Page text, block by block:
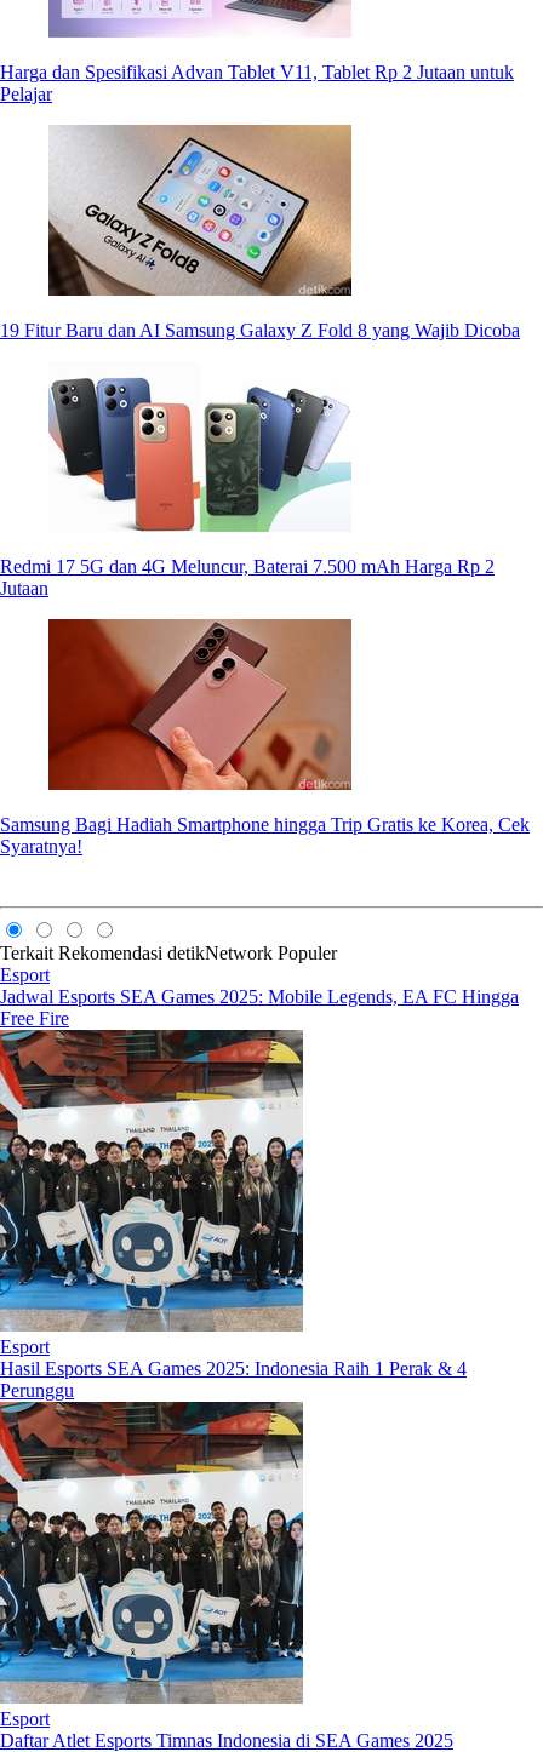
Harga dan Spesifikasi Advan Tablet V11, Tablet Rp 2 Jutaan untuk
Pelajar
19 Fitur Baru dan AI Samsung Galaxy Z Fold 8 yang Wajib Dicoba
Redmi 17 5G dan 4G Meluncur, Baterai 7.500 mAh Harga Rp 2
Jutaan
Samsung Bagi Hadiah Smartphone hingga Trip Gratis ke Korea, Cek
Syaratnya!
Terkait Rekomendasi detikNetwork Populer
Esport
Jadwal Esports SEA Games 2025: Mobile Legends, EA FC Hingga
Free Fire
Esport
Hasil Esports SEA Games 2025: Indonesia Raih 1 Perak & 4
Perunggu
Esport
Daftar Atlet Esports Timnas Indonesia di SEA Games 2025